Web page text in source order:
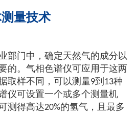
量技术
部门中，确定天然气的成分以
的。气相色谱仪可应用于这两
取样不同，可以测量9到13种
仪可设置一个或多个测量机
测得高达20%的氢气，且最多